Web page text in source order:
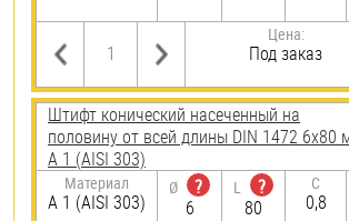
Цена:
Под заказ
Штифт конический насеченный на
половину от всей длины DIN 1472 6х80
А 1 (AISI 303)
Материал
А 1 (AISI 303)
Ø
?
6
L
?
80
C
0,8